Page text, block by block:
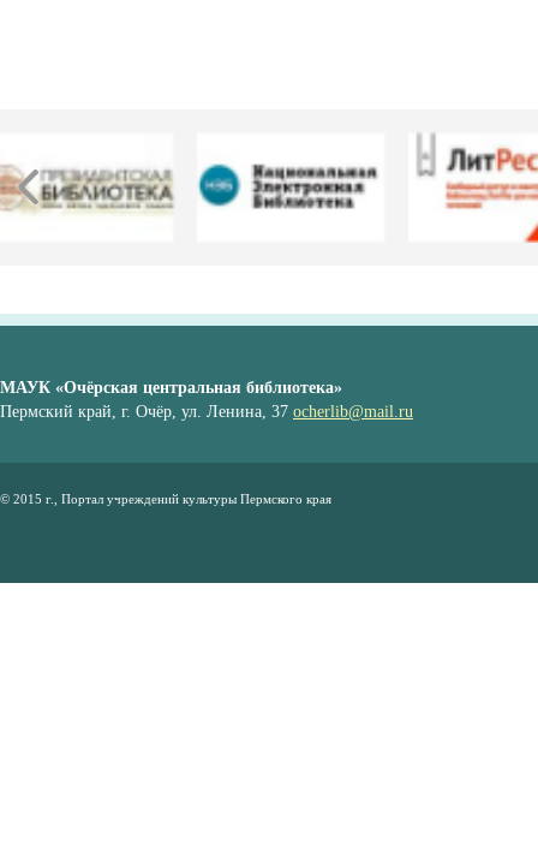
МАУК «Очёрская центральная библиотека»
Пермский край, г. Очёр, ул. Ленина, 37 ocherlib@mail.ru
© 2015 г., Портал учреждений культуры Пермского края